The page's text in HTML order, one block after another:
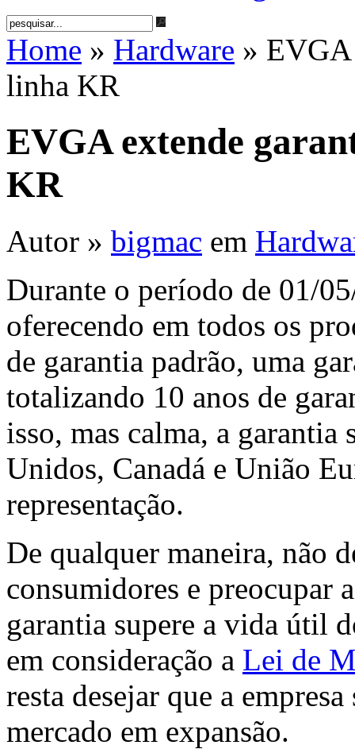
Home » Hardware » EVGA
linha KR
EVGA extende
KR
Autor » bigmac em
Durante o período de 01/
oferecendo em todos os
de garantia padrão, uma
totalizando 10 anos de
isso, mas calma, a garantia
Unidos, Canadá e União
representação.
De qualquer maneira, não
consumidores e preocupar
garantia supere a vida útil
em consideração a Lei de
resta desejar que a
mercado em expansão.